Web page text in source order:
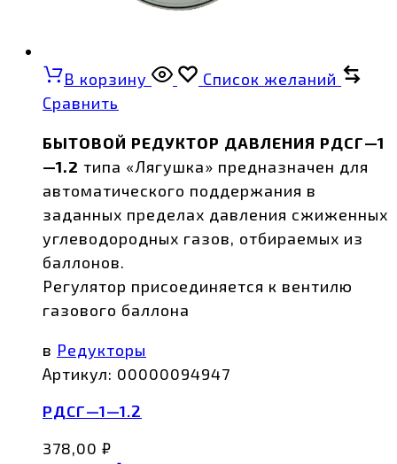
В корзину
Список желаний
Сравнить
БЫТОВОЙ РЕДУКТОР ДАВЛЕНИЯ РДСГ—1
—1.2 типа «Лягушка» предназначен для
автоматического поддержания в
заданных пределах давления сжиженных
углеводородных газов, отбираемых из
баллонов.
Регулятор присоединяется к вентилю
газового баллона
в Редукторы
Артикул: 00000094947
РДСГ—1—1.2
378,00 ₽